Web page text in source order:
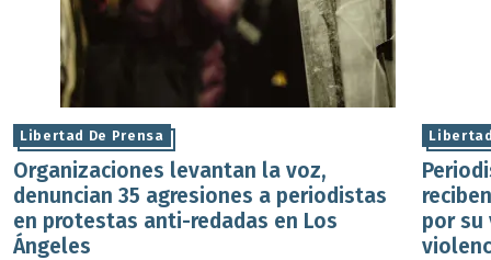
Libertad De Prensa
Organizaciones levantan la voz,
denuncian 35 agresiones a periodistas
en protestas anti-redadas en Los
Ángeles
por su